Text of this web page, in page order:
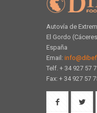
Autovía de
El Gordo
España
Email:
Telf. + 34 927 57
Fax: + 34 927 57